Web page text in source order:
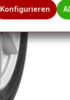
Konfigurieren